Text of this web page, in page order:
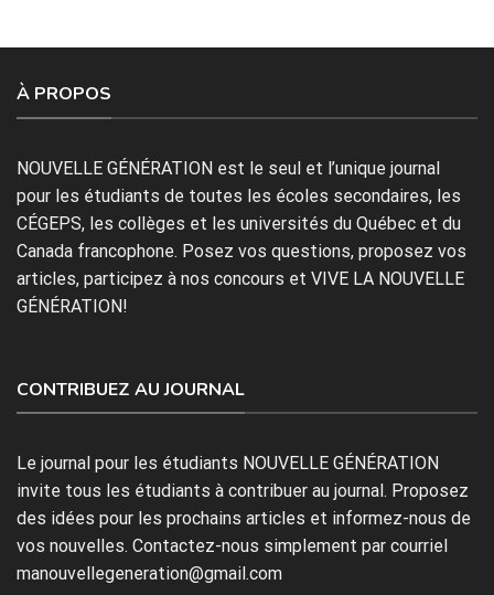
À PROPOS
NOUVELLE GÉNÉRATION est le seul et l’unique journal
pour les étudiants de toutes les écoles secondaires, les
CÉGEPS, les collèges et les universités du Québec et du
Canada francophone. Posez vos questions, proposez vos
articles, participez à nos concours et VIVE LA NOUVELLE
GÉNÉRATION!
CONTRIBUEZ AU JOURNAL
Le journal pour les étudiants NOUVELLE GÉNÉRATION
invite tous les étudiants à contribuer au journal. Proposez
des idées pour les prochains articles et informez-nous de
vos nouvelles. Contactez-nous simplement par courriel
manouvellegeneration@gmail.com